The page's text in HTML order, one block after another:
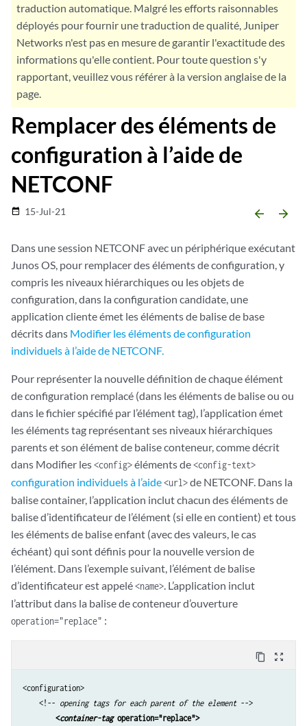
traduction automatique. Malgré les efforts raisonnables
déployés pour fournir une traduction de qualité, Juniper
Networks n'est pas en mesure de garantir l'exactitude des
informations qu'elle contient. Pour toute question s'y
rapportant, veuillez vous référer à la version anglaise de la
page.
Remplacer des éléments de
configuration à l’aide de
NETCONF
date_range 15-Jul-21 arrow_backward arrow_forward
Dans une session NETCONF avec un périphérique exécutant
Junos OS, pour remplacer des éléments de configuration, y
compris les niveaux hiérarchiques ou les objets de
configuration, dans la configuration candidate, une
application cliente émet les éléments de balise de base
décrits dans Modifier les éléments de configuration
individuels à l’aide de NETCONF.
Pour représenter la nouvelle définition de chaque élément
de configuration remplacé (dans les éléments de balise ou ou
dans le fichier spécifié par l’élément tag), l’application émet
les éléments tag représentant ses niveaux hiérarchiques
parents et son élément de balise conteneur, comme décrit
dans Modifier les<config>éléments de<config-text>
configuration individuels à l’aide<url>de NETCONF. Dans la
balise container, l’application inclut chacun des éléments de
balise d’identificateur de l’élément (si elle en contient) et tous
les éléments de balise enfant (avec des valeurs, le cas
échéant) qui sont définis pour la nouvelle version de
l’élément. Dans l’exemple suivant, l’élément de balise
d’identificateur est appelé<name>. L’application inclut
l’attribut dans la balise de conteneur d’ouverture
operation="replace" :
content_copy zoom_out_map
<configuration>
<!-- opening tags for each parent of the element -->
<container-tag operation="replace">